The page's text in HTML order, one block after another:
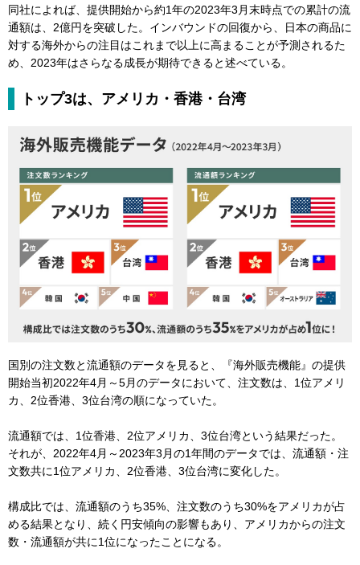
同社によれば、提供開始から約1年の2023年3月末時点での累計の流
通額は、2億円を突破した。インバウンドの回復から、日本の商品に
対する海外からの注目はこれまで以上に高まることが予測されるた
め、2023年はさらなる成長が期待できると述べている。
トップ3は、アメリカ・香港・台湾
国別の注文数と流通額のデータを見ると、『海外販売機能』の提供
開始当初2022年4月～5月のデータにおいて、注文数は、1位アメリ
カ、2位香港、3位台湾の順になっていた。
流通額では、1位香港、2位アメリカ、3位台湾という結果だった。
それが、2022年4月～2023年3月の1年間のデータでは、流通額・注
文数共に1位アメリカ、2位香港、3位台湾に変化した。
構成比では、流通額のうち35%、注文数のうち30%をアメリカが占
める結果となり、続く円安傾向の影響もあり、アメリカからの注文
数・流通額が共に1位になったことになる。